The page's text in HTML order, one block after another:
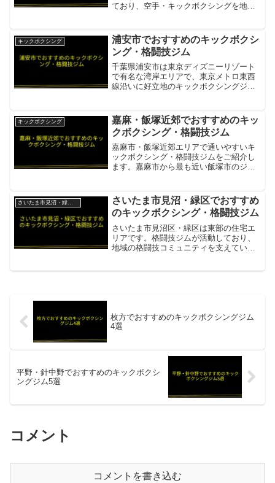
ており、空手・キックボクシングを地域
手・キックボクシング・セルフディフェ
ンス・フィットネス対...
キックボクシング
浦安市でおすすめのキックボクシ
ング・格闘技ジム
千葉県浦安市は東京ディズニーリゾート
で有名な湾岸エリアで、東京メトロ東西
線沿いに好立地のキックボクシングジム
徒歩1分。2024年5月オープンの最新スタ
ジオ。...
キックボクシング
嘉麻・飯塚近郊でおすすめのキッ
クボクシング・格闘技ジム
嘉麻市・飯塚近郊エリアで通いやすいキ
ックボクシング・格闘技ジムをご紹介し
ます。嘉麻市から最も近い飯塚市のジム
キック＆ムエタイで大人〜幼児まで項目
内容所在地／最寄駅福...
さいたま市見沼・緑区でおすすめ
のキックボクシング・格闘技ジム
さいたま市見沼区・緑区は東部の住宅エ
リアです。格闘技ジムが活動しており、
地域の格闘技コミュニティを支えていま
枚方でおすすめのキックボクシングジム
4選
平野・針中野でおすすめのキックボクシ
ングジム5選
コメント
コメントを書き込む